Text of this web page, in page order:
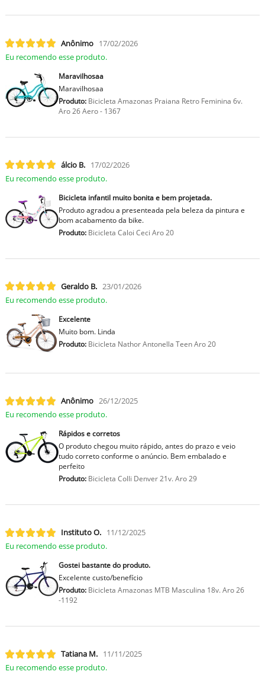
Anônimo 17/02/2026
Eu recomendo esse produto.
Maravilhosaa
Maravilhosaa
Produto:Bicicleta Amazonas Praiana Retro Feminina 6v.
Aro 26 Aero - 1367
lcio B. 17/02/2026
Eu recomendo esse produto.
Bicicleta infantil muito bonita e bem projetada.
Produto agradou a presenteada pela beleza da pintura e
bom acabamento da bike.
Produto:Bicicleta Caloi Ceci Aro 20
Geraldo B. 23/01/2026
Eu recomendo esse produto.
Excelente
Muito bom. Linda
Produto:Bicicleta Nathor Antonella Teen Aro 20
Anônimo 26/12/2025
Eu recomendo esse produto.
Rápidos e corretos
O produto chegou muito rápido, antes do prazo e veio
tudo correto conforme o anúncio. Bem embalado e
perfeito
Produto:Bicicleta Colli Denver 21v. Aro 29
Instituto O. 11/12/2025
Eu recomendo esse produto.
Gostei bastante do produto.
Excelente custo/benefício
Produto:Bicicleta Amazonas MTB Masculina 18v. Aro 26
-1192
Tatiana M. 11/11/2025
Eu recomendo esse produto.